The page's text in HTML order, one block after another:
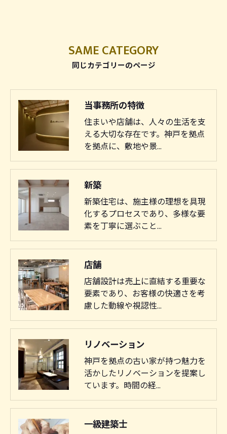
同じカテゴリーのページ
SAME CATEGORY
当事務所の特徴
住まいや店舗は、人々の生活を支
える大切な存在です。神戸を拠点
を拠点に、敷地や景…
新築
新築住宅は、施主様の理想を具現
化するプロセスであり、多様な要
素を丁寧に選ぶこと…
店舗
店舗設計は売上に直結する重要な
要素であり、お客様の快適さを考
慮した動線や視認性…
リノベーション
神戸を拠点の古い家が持つ魅力を
活かしたリノベーションを提案し
ています。時間の経…
一級建築士